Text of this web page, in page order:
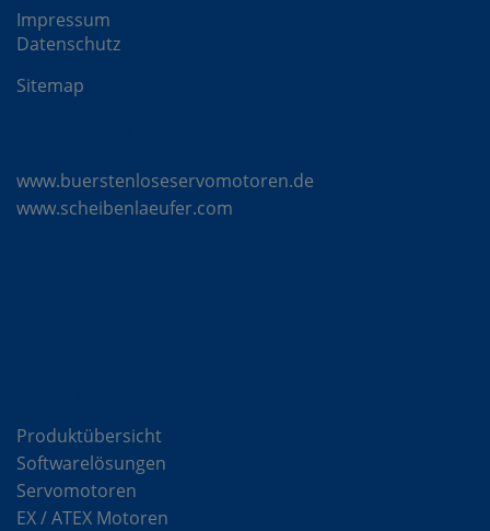
Impressum
Datenschutz
Sitemap
www.buerstenloseservomotoren.de
www.scheibenlaeufer.com
Produktübersicht
Softwarelösungen
Servomotoren
EX / ATEX Motoren